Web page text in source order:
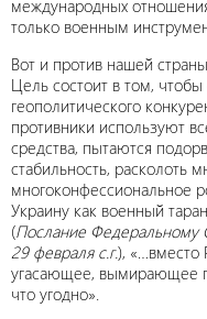
международных
только военным
Вот и против нашей
Цель состоит в том,
геополитического
противники используют
средства, пытаются
стабильность, расколоть
многоконфессиональное
Украину как военный
(Послание Федеральному
29 февраля с.г.), «…вместо
угасающее, вымирающее
что угодно».